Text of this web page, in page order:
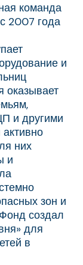
команда
2007 года
и
оказывает
и другими
них
и
зон и
создал
для
в